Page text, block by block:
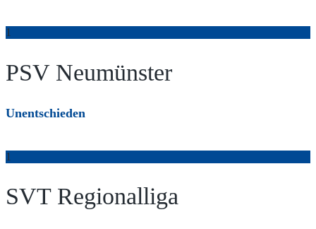
1
PSV Neumünster
Unentschieden
1
SVT Regionalliga